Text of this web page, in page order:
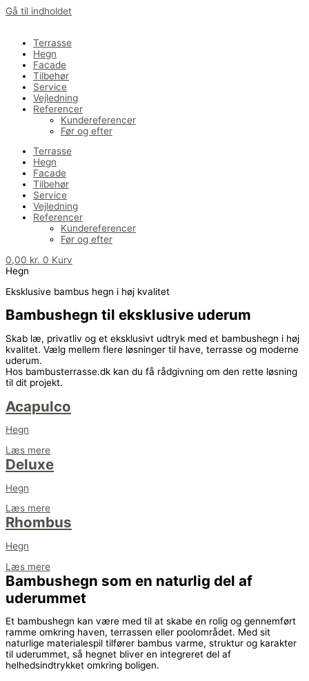
Gå til indholdet
Terrasse
Hegn
Facade
Tilbehør
Service
Vejledning
Referencer
Kundereferencer
Før og efter
Terrasse
Hegn
Facade
Tilbehør
Service
Vejledning
Referencer
Kundereferencer
Før og efter
0,00 kr. 0 Kurv
Hegn
Eksklusive bambus hegn i høj kvalitet
Bambushegn til eksklusive uderum
Skab læ, privatliv og et eksklusivt udtryk med et bambushegn i høj
kvalitet. Vælg mellem flere løsninger til have, terrasse og moderne
uderum.
Hos bambusterrasse.dk kan du få rådgivning om den rette løsning
til dit projekt.
Acapulco
Hegn
Læs mere
Deluxe
Hegn
Læs mere
Rhombus
Hegn
Læs mere
Bambushegn som en naturlig del af
uderummet
Et bambushegn kan være med til at skabe en rolig og gennemført
ramme omkring haven, terrassen eller poolområdet. Med sit
naturlige materialespil tilfører bambus varme, struktur og karakter
til uderummet, så hegnet bliver en integreret del af
helhedsindtrykket omkring boligen.